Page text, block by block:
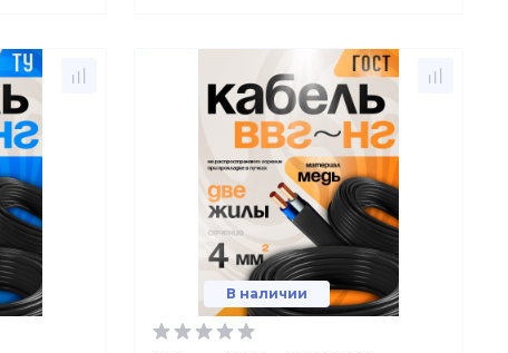
В наличии